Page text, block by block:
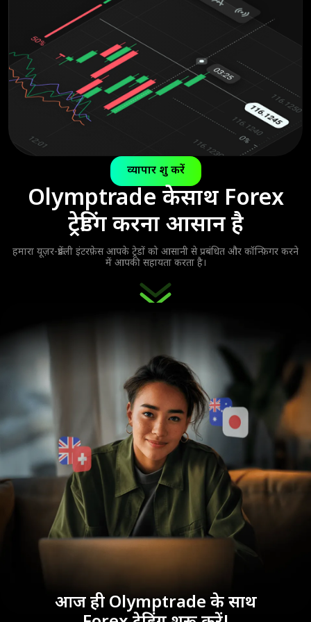
व्यापार शुरू करें
Olymptrade केसाथ Forex
ट्रेडिंग करना आसान है
हमारा यूज़र-फ्रेंडली इंटरफ़ेस आपके ट्रेडों को आसानी से प्रबंधित और कॉन्फ़िगर करने
में आपकी सहायता करता है।
आज ही Olymptrade के साथ